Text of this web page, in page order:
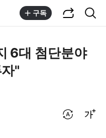
구독
6대 첨단분야
"